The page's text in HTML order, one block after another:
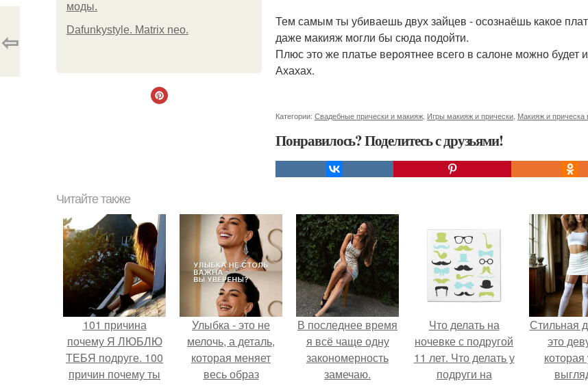
моды.
Dafunkystyle. Matrix neo.
Тем самым ты убиваешь двух зайцев - осознаёшь какое
даже макияж могли бы сюда подойти.
Плюс это же платье вероятнее всего в салоне можно будет
Ахахах.
Категории: Свадебные прически и макияж Игры макияж и прически Макияж и прическа
Понравилось? Поделитесь с друзьями!
⇦
Читайте также
101 причина
почему Я ЛЮБЛЮ
ТЕБЯ подруге. 100
причин почему ты
Улыбка - это не
мелочь, а деталь,
которая меняет
весь образ
В последнее время
я всё чаще одну
закономерность
замечаю.
Что делать на
ночевке с подругой
11 лет. Что делать у
подруги на
Стильная
это